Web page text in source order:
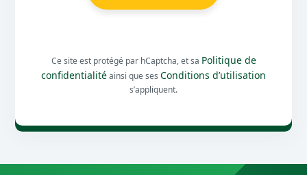
Ce site est protégé par hCaptcha, et sa Politique de
confidentialitéainsi que ses Conditions d’utilisation
s’appliquent.